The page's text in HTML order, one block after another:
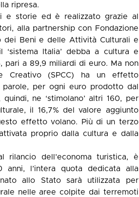
ripresa.
e storie ed è realizzato grazie al
alla partnership con Fondazione
dei Beni e delle Attività Culturali e
‘sistema Italia’ debba a cultura e
pari a 89,9 miliardi di euro. Ma non
Creativo (SPCC) ha un effetto
per ogni euro prodotto dal
ne ‘stimolano’ altri 160, per
il 16,7% del valore aggiunto
effetto volano. Più di un terzo
proprio dalla cultura e dalla
rilancio dell’economa turistica, è
l’intera quota dedicata alla
allo Stato sarà utilizzata per
nelle aree colpite dai terremoti